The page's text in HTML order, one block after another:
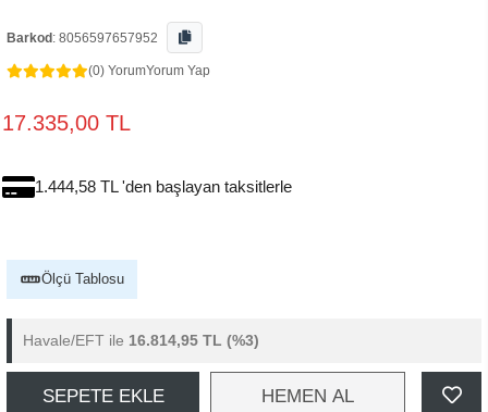
Barkod : 8056597657952
(0) YorumYorum Yap
17.335,00 TL
1.444,58 TL 'den başlayan taksitlerle
Ölçü Tablosu
Havale/EFT ile 16.814,95 TL (%3)
SEPETE EKLE HEMEN AL